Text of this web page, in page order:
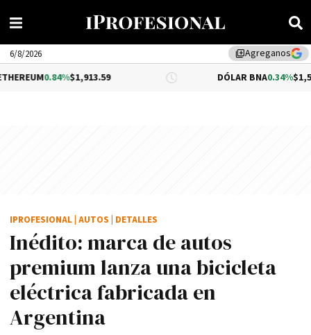
library_addAgreganos
6/8/2026
$1,913.59 DÓLAR BNA 0.34%$1,520.00
Inédito: marca de autos
premium lanza una bicicleta
eléctrica fabricada en
Argentina
IPROFESIONAL AUTOS DETALLES